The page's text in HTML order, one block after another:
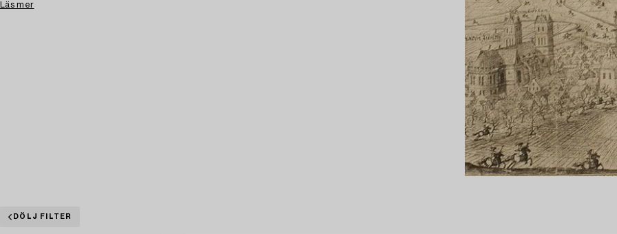
Läs mer
DÖLJ FILTER